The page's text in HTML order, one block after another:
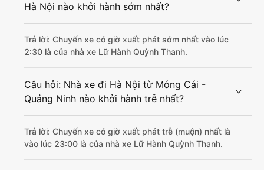
Hà Nội nào khởi hành sớm nhất?
Trả lời: Chuyến xe có giờ xuất phát sớm nhất vào lúc
2:30 là của nhà xe Lữ Hành Quỳnh Thanh.
Câu hỏi: Nhà xe đi Hà Nội từ Móng Cái -
Quảng Ninh nào khởi hành trễ nhất?
Trả lời: Chuyến xe có giờ xuất phát trễ (muộn) nhất là
vào lúc 23:00 là của nhà xe Lữ Hành Quỳnh Thanh.